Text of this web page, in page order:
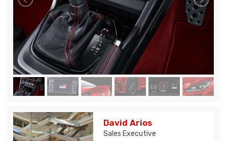
David Arios
Sales Executive